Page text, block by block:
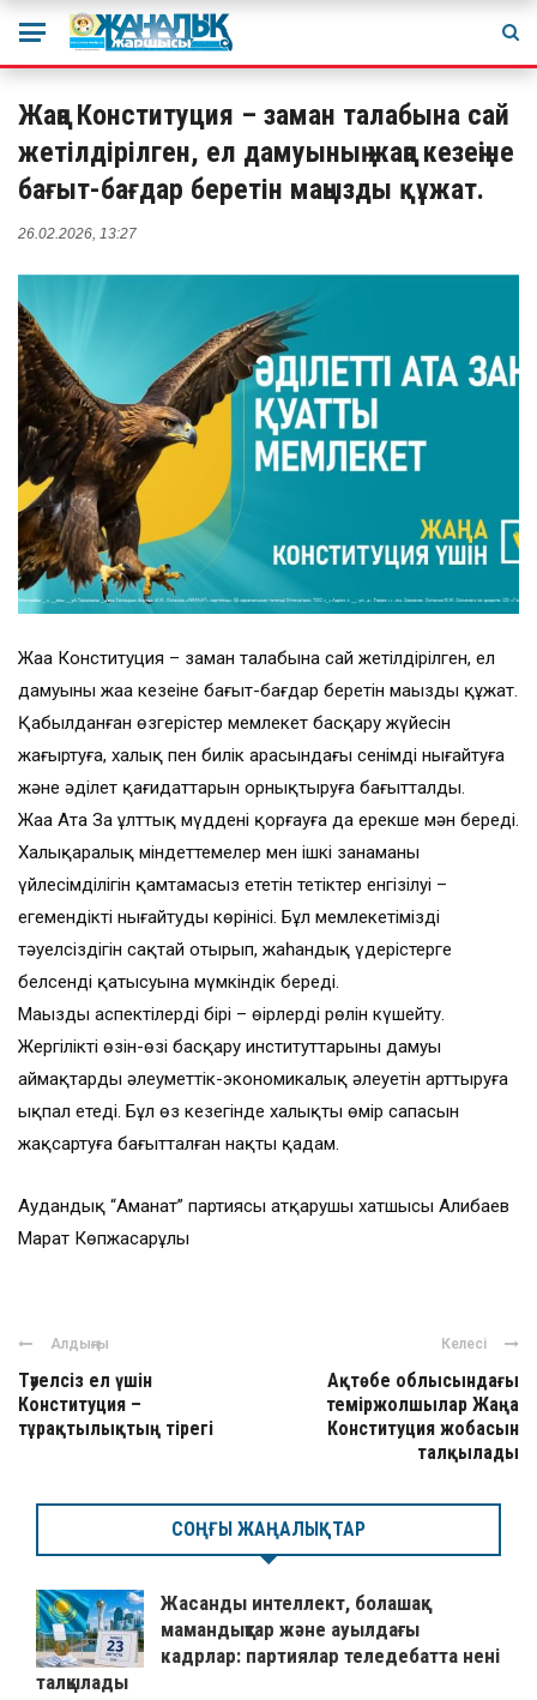
Жаңа Конституция – заман талабына сай
жетілдірілген, ел дамуының жаңа кезеңіне
бағыт-бағдар беретін маңызды құжат.
26.02.2026, 13:27
Жаңа Конституция – заман талабына сай жетілдірілген, ел
дамуының жаңа кезеңіне бағыт-бағдар беретін маңызды құжат.
Қабылданған өзгерістер мемлекет басқару жүйесін
жаңғыртуға, халық пен билік арасындағы сенімді нығайтуға
және әділет қағидаттарын орнықтыруға бағытталды.
Жаңа Ата Заң ұлттық мүддені қорғауға да ерекше мән береді.
Халықаралық міндеттемелер мен ішкі заңнаманың
үйлесімділігін қамтамасыз ететін тетіктер енгізілуі –
егемендікті нығайтудың көрінісі. Бұл мемлекетіміздің
тәуелсіздігін сақтай отырып, жаһандық үдерістерге
белсенді қатысуына мүмкіндік береді.
Маңызды аспектілердің бірі – өңірлердің рөлін күшейту.
Жергілікті өзін-өзі басқару институттарының дамуы
аймақтардың әлеуметтік-экономикалық әлеуетін арттыруға
ықпал етеді. Бұл өз кезегінде халықтың өмір сапасын
жақсартуға бағытталған нақты қадам.
Аудандық “Аманат” партиясы атқарушы хатшысы Алибаев
Марат Көпжасарұлы
Алдыңғы
Тәуелсіз ел үшін
Конституция –
тұрақтылықтың тірегі
Келесі
Ақтөбе облысындағы
теміржолшылар Жаңа
Конституция жобасын
талқылады
СОҢҒЫ ЖАҢАЛЫҚТАР
Жасанды интеллект, болашақ
мамандықтар және ауылдағы
кадрлар: партиялар теледебатта нені
талқылады